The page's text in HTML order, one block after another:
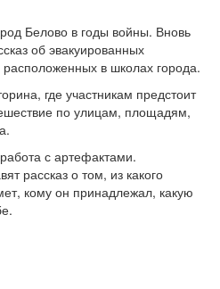
Белово в годы войны. Вновь
об эвакуированных
расположенных в школах города.
где участникам предстоит
по улицам, площадям,
с артефактами.
рассказ о том, из какого
кому он принадлежал, какую